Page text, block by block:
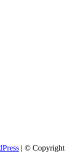
| © Copyright